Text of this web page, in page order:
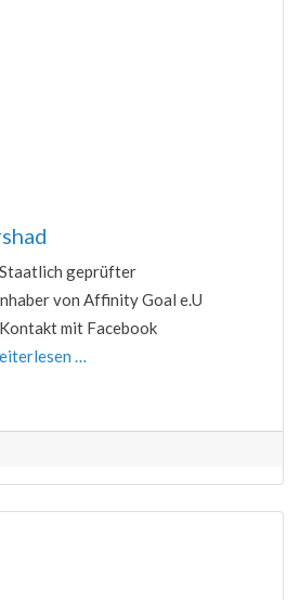
geprüfter
von Affinity Goal e.U
mit Facebook
…